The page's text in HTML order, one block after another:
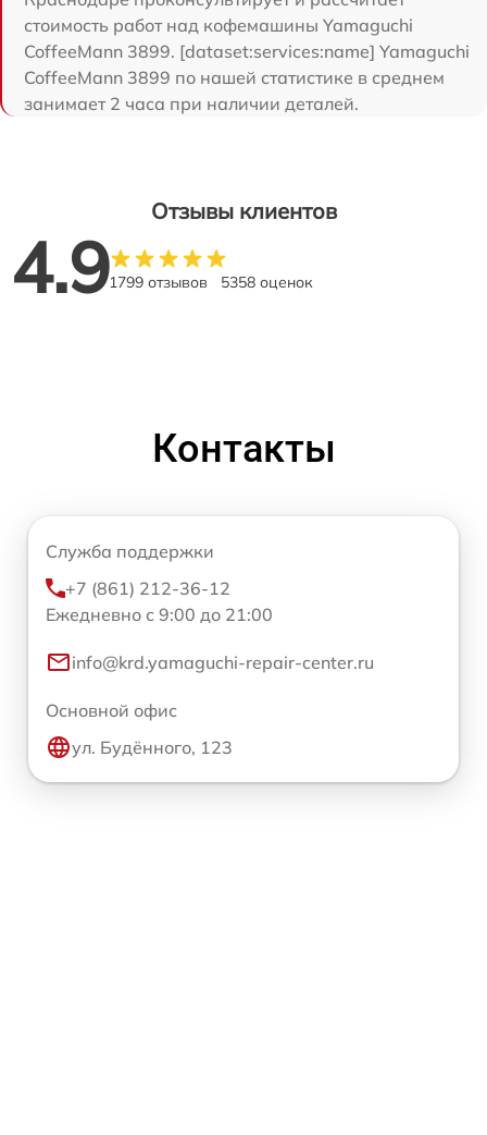
стоимость работ над кофемашины Yamaguchi
CoffeeMann 3899. [dataset:services:name] Yamaguchi
CoffeeMann 3899 по нашей статистике в среднем
занимает 2 часа при наличии деталей.
Отзывы клиентов
4.91799 отзывов 5358 оценок
Контакты
Служба поддержки
+7 (861) 212-36-12
Ежедневно с 9:00 до 21:00
info@krd.yamaguchi-repair-center.ru
Основной офис
ул. Будённого, 123